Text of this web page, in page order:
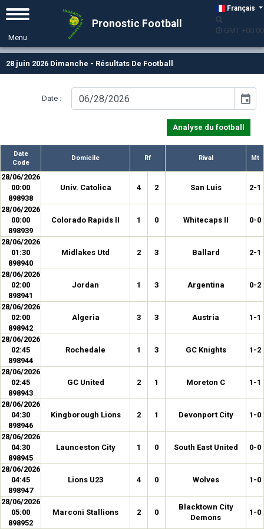
Français
GMT +00:00
Pronostic Football
28 juin 2026 Dimanche - Résultats De Football
Date : event
Analyse du football
Date
Code
Domicile Rf Rival Mt
28/06/2026
00:00
898938
Univ. Catolica 4 2 San Luis 2-1
28/06/2026
00:00
898939
Colorado Rapids II 1 0 Whitecaps II 0-0
28/06/2026
01:30
898940
Midlakes Utd 2 3 Ballard 2-1
28/06/2026
02:00
898941
Jordan 1 3 Argentina 0-2
28/06/2026
02:00
898942
Algeria 3 3 Austria 1-1
28/06/2026
02:45
898944
Rochedale 1 3 GC Knights 1-2
28/06/2026
02:45
898943
GC United 2 1 Moreton C 1-1
28/06/2026
04:30
898946
Kingborough Lions 2 1 Devonport City 1-0
28/06/2026
04:30
898945
Launceston City 1 0 South East United 0-0
28/06/2026
04:45
898947
Lions U23 4 0 Wolves 1-0
28/06/2026
05:00
898952
Marconi Stallions 2 0
Blacktown City
Demons
1-0